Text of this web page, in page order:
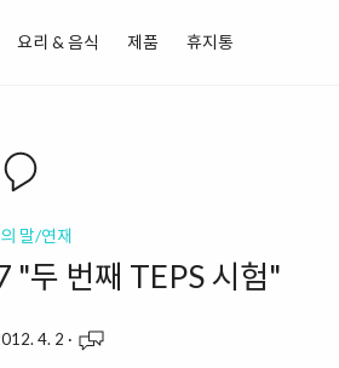
요리 & 음식 제품 휴지통
말/연재
"두 번째 TEPS 시험"
4. 2 ·